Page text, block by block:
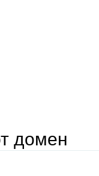
домен